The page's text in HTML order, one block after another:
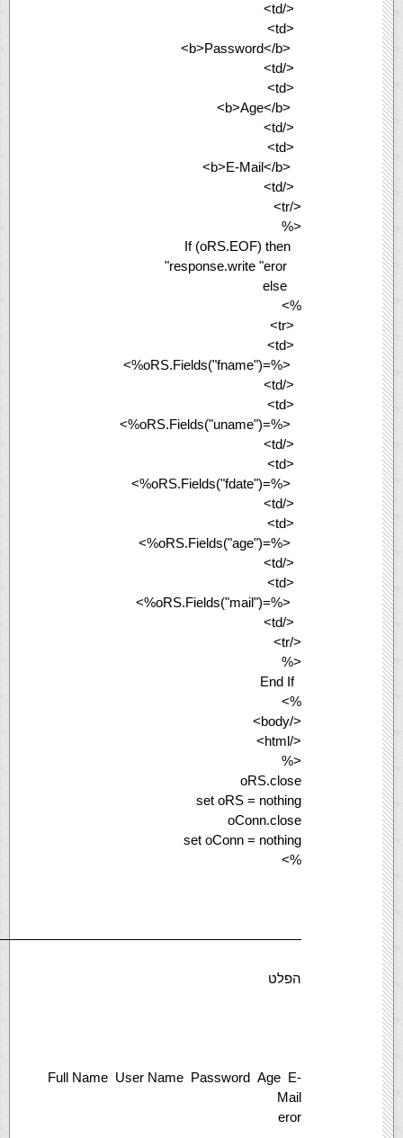
</td>
<td>
<b>Password</b>
</td>
<td>
<b>Age</b>
</td>
<td>
<b>E-Mail</b>
</td>
</tr>
<%
%>
<tr>
<td>
<%=oRS.Fields("fname")%>
</td>
<td>
<%=oRS.Fields("uname")%>
</td>
<td>
<%=oRS.Fields("fdate")%>
</td>
<td>
<%=oRS.Fields("age")%>
</td>
<td>
<%=oRS.Fields("mail")%>
</td>
</tr>
<%
End If
%>
</body>
</html>
<%
oRS.close
set oRS = nothing
oConn.close
set oConn = nothing
%>
הפלט
Full Name User Name Password Age E-
Mail
eror